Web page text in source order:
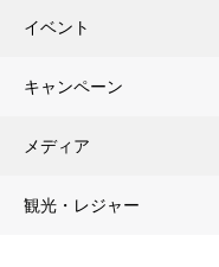
イベント
キャンペーン
メディア
観光・レジャー